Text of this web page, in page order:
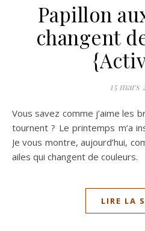
Papillon
changent
15 mars
Vous savez comme j’aime les bricolages avec les roues qui
tournent ? Le printemps m’a
Je vous montre, aujourd’hui,
ailes qui changent de couleurs.
LIRE LA